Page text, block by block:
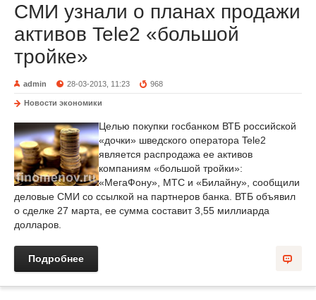
СМИ узнали о планах продажи
активов Tele2 «большой
тройке»
admin 28-03-2013, 11:23 968
Новости экономики
Целью покупки госбанком ВТБ российской
«дочки» шведского оператора Tele2
является распродажа ее активов
компаниям «большой тройки»:
«МегаФону», МТС и «Билайну», сообщили
деловые СМИ со ссылкой на партнеров банка. ВТБ объявил
о сделке 27 марта, ее сумма составит 3,55 миллиарда
долларов.
Подробнее